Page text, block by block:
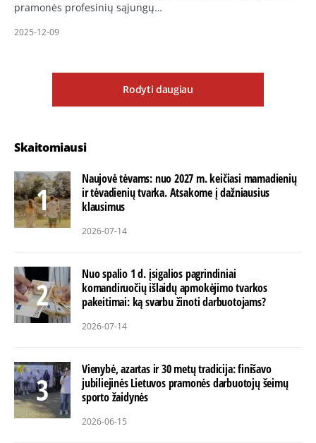
pramonės profesinių sąjungų…
2025-12-09
Rodyti daugiau
Skaitomiausi
Naujovė tėvams: nuo 2027 m. keičiasi mamadienių
ir tėvadienių tvarka. Atsakome į dažniausius
klausimus
2026-07-14
Nuo spalio 1 d. įsigalios pagrindiniai
komandiruočių išlaidų apmokėjimo tvarkos
pakeitimai: ką svarbu žinoti darbuotojams?
2026-07-14
Vienybė, azartas ir 30 metų tradicija: finišavo
jubiliejinės Lietuvos pramonės darbuotojų šeimų
sporto žaidynės
2026-06-15